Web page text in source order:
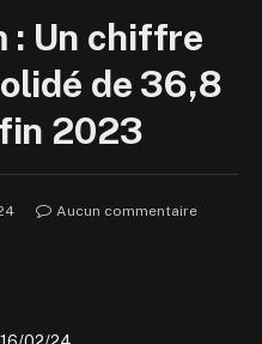
: Un chiffre
de 36,8
2023
Aucun commentaire